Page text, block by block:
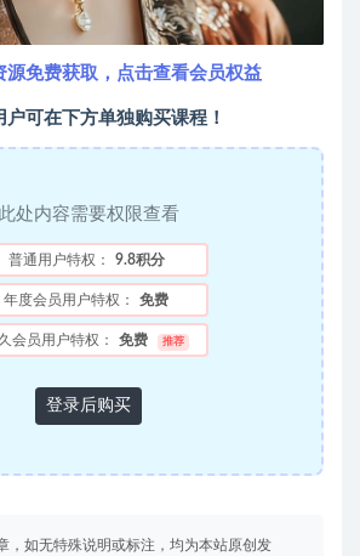
源免费获取，点击查看会员权益
户可在下方单独购买课程！
此处内容需要权限查看
普通用户特权： 9.8积分
年度会员用户特权： 免费
会员用户特权： 免费 推荐
登录后购买
，如无特殊说明或标注，均为本站原创发